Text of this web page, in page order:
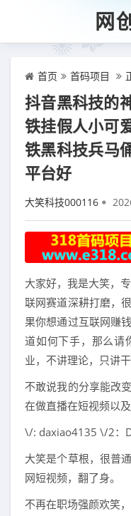
网
首页 首码项目
抖音黑科技的
铁挂假人小可
铁黑科技兵马
平台好
大笑科技000116
大家好，我是大笑，
联网赛道深耕打磨，
果你想通过互联网赚
道如何下手，那么请
业，不讲理论，只讲干
不敢说我的分享能改
在做直播在短视频以
\/: daxiao4135 \/2：
大笑是个草根，很普
网短视频，翻了身。
不再在职场强颜欢笑